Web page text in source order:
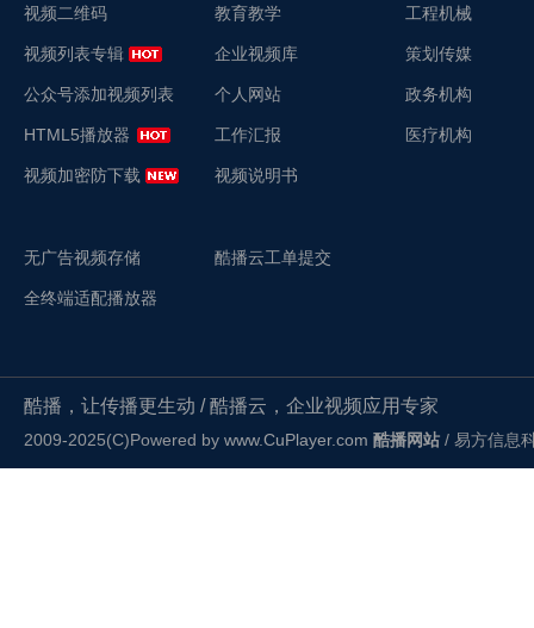
视频二维码
视频列表专辑
公众号添加视频列表
HTML5播放器
视频加密防下载
无广告视频存储
全终端适配播放器
教育教学
企业视频库
个人网站
工作汇报
视频说明书
酷播云工单提交
工程机械
策划传媒
政务机构
医疗机构
酷播，让传播更生动 / 酷播云，企业视频应用专家
2009-2025(C)Powered by www.CuPlayer.com 酷播网站 / 易方信息